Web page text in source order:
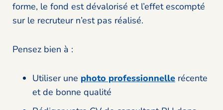
forme, le fond est dévalorisé et l’effet escompté
sur le recruteur n’est pas réalisé.
Pensez bien à :
Utiliser une photo professionnelle récente
et de bonne qualité